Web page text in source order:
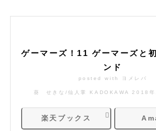
ゲーマーズ！11 ゲーマーズと
ンド
posted with ヨメレバ
葵 せきな/仙人掌 KADOKAWA 2018年
楽天ブックス